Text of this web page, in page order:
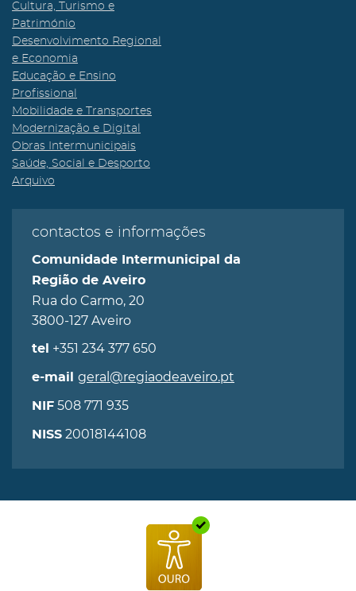
Cultura, Turismo e
Património
Desenvolvimento Regional
e Economia
Educação e Ensino
Profissional
Mobilidade e Transportes
Modernização e Digital
Obras Intermunicipais
Saúde, Social e Desporto
Arquivo
contactos e informações
Comunidade Intermunicipal da
Região de Aveiro
Rua do Carmo, 20
3800-127 Aveiro
tel +351 234 377 650
e-mail geral@regiaodeaveiro.pt
NIF 508 771 935
NISS 20018144108